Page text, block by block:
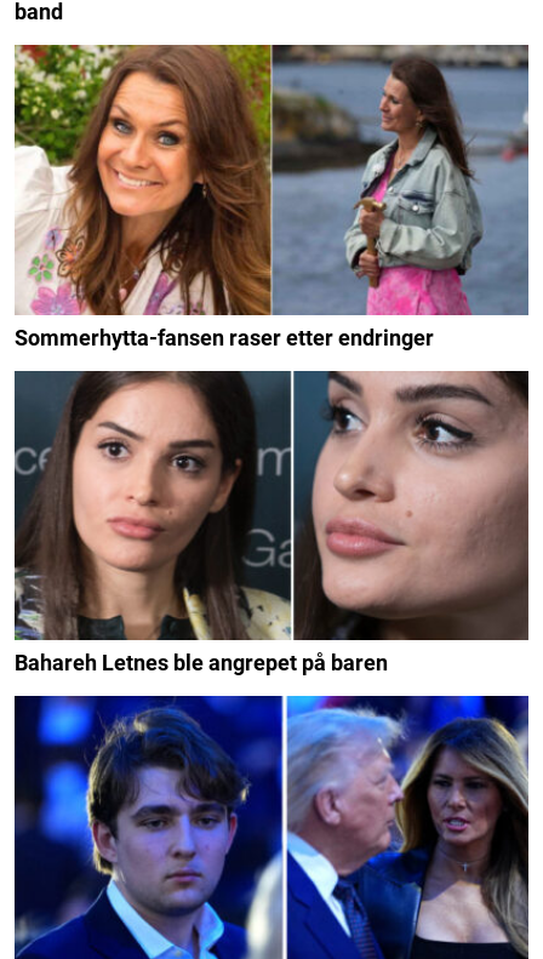
band
Sommerhytta-fansen raser etter endringer
Bahareh Letnes ble angrepet på baren